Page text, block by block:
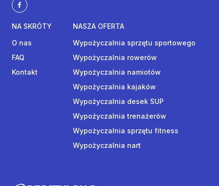
NA SKRÓTY
O nas
FAQ
Kontakt
NASZA OFERTA
Wypożyczalnia sprzętu sportowego
Wypożyczalnia rowerów
Wypożyczalnia namiotów
Wypożyczalnia kajaków
Wypożyczalnia desek SUP
Wypożyczalnia trenażerów
Wypożyczalnia sprzętu fitness
Wypożyczalnia nart